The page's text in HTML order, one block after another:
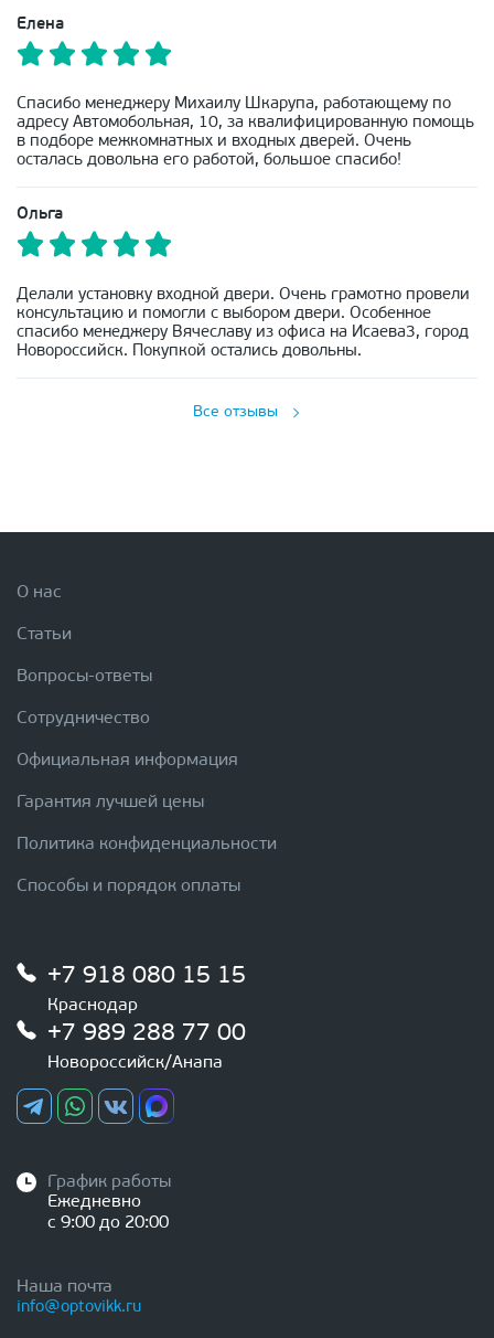
Елена
Спасибо менеджеру Михаилу Шкарупа, работающему по
адресу Автомобольная, 10, за квалифицированную помощь
в подборе межкомнатных и входных дверей. Очень
осталась довольна его работой, большое спасибо!
Ольга
Делали установку входной двери. Очень грамотно провели
консультацию и помогли с выбором двери. Особенное
спасибо менеджеру Вячеславу из офиса на Исаева3, город
Новороссийск. Покупкой остались довольны.
Все отзывы
О нас
Статьи
Вопросы-ответы
Сотрудничество
Официальная информация
Гарантия лучшей цены
Политика конфиденциальности
Способы и порядок оплаты
+7 918 080 15 15
Краснодар
+7 989 288 77 00
Новороссийск/Анапа
График работы
Ежедневно
с 9:00 до 20:00
Наша почта
info@optovikk.ru